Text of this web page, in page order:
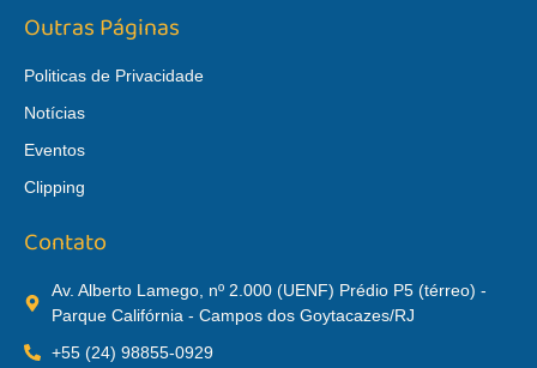
Outras Páginas
Politicas de Privacidade
Notícias
Eventos
Clipping
Contato
Av. Alberto Lamego, nº 2.000 (UENF) Prédio P5 (térreo) -
Parque Califórnia - Campos dos Goytacazes/RJ
+55 (24) 98855-0929